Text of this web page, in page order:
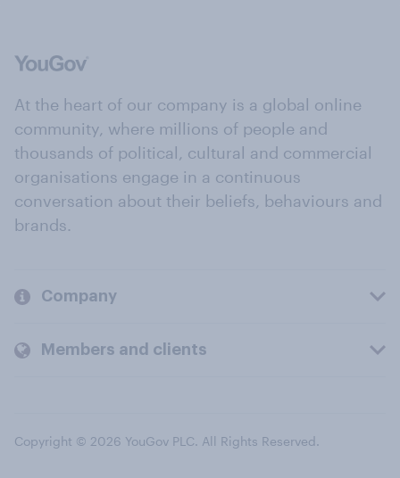
At the heart of our company is a global online
community, where millions of people and
thousands of political, cultural and commercial
organisations engage in a continuous
conversation about their beliefs, behaviours and
brands.
Company
Members and clients
Copyright © 2026 YouGov PLC. All Rights Reserved.